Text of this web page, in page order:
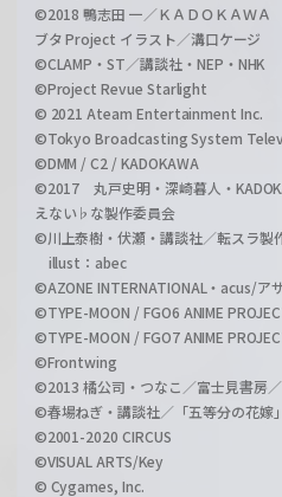
©2018 鴨志田 一／ＫＡＤＯＫＡＷＡ
ブタ Project イラスト／溝口ケージ
©CLAMP・ST／講談社・NEP・NHK
©Project Revue Starlight
© 2021 Ateam Entertainment Inc.
©Tokyo Broadcasting System
©DMM / C2 / KADOKAWA
©2017 丸戸史明・深崎暮人・
えない♭な製作委員会
©川上泰樹・伏瀬・講談社／転スラ製
illust：abec
©AZONE INTERNATIONAL・acus/ア
©TYPE-MOON / FGO6 ANIME
©TYPE-MOON / FGO7 ANIME
©Frontwing
©2013 橘公司・つなこ／富士見書房
©春場ねぎ・講談社／「五等分の花嫁
©2001-2020 CIRCUS
©VISUAL ARTS/Key
© Cygames, Inc.